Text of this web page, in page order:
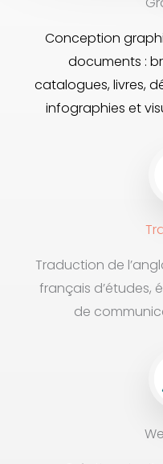
Conception
documents :
catalogues, livres,
infographies et
Traduction de
français d’études,
de